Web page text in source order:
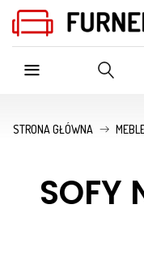
SZUKAJ W OFERCIE
STRONA GŁÓWNA
SOFY